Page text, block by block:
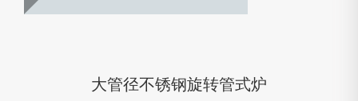
大管径不锈钢旋转管式炉